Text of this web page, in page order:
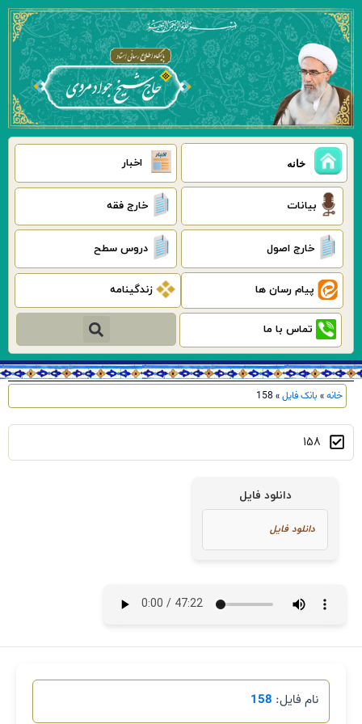
پرش
محتوا
خانه اخبار
بیانات خارج فقه
خارج اصول دروس سطح
پیام رسان ها زندگینامه
تماس با ما جستجو
خانه» بانک فایل»
158
158
دانلود فایل
نام فایل: 158